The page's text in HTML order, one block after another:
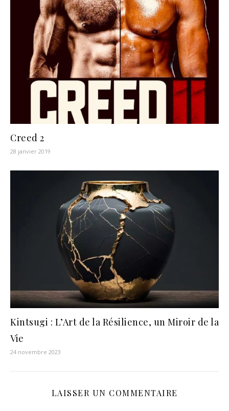
Creed 2
28 janvier 2019
Kintsugi : L’Art de la Résilience, un Miroir de la
Vie
24 novembre 2023
LAISSER UN COMMENTAIRE